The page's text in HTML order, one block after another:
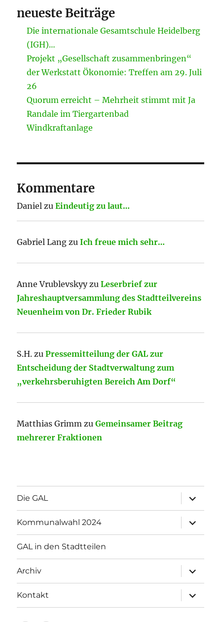
neueste Beiträge
Die internationale Gesamtschule Heidelberg
(IGH)…
Projekt „Gesellschaft zusammenbringen“
der Werkstatt Ökonomie: Treffen am 29. Juli
26
Quorum erreicht – Mehrheit stimmt mit Ja
Randale im Tiergartenbad
Windkraftanlage
Kommentare
Daniel zuEindeutig zu laut…
Gabriel Lang zuIch freue mich sehr…
Anne VrublevskyyzuLeserbrief zur
Jahreshauptversammlung des Stadtteilvereins
Neuenheim von Dr. Frieder Rubik
S.H. zuPressemitteilung der GAL zur
Entscheidung der Stadtverwaltung zum
„verkehrsberuhigten Bereich Am Dorf“
Matthias Grimm zuGemeinsamer Beitrag
mehrerer Fraktionen
Die GAL
öffnen
Kommunalwahl 2024
öffnen
GAL in den Stadtteilen
Archiv
öffnen
Kontakt
öffnen